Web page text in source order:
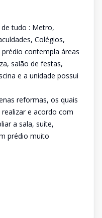
tudo : Metro,
Colégios,
contempla áreas
salão de festas,
e a unidade possui
reformas, os quais
e acordo com
a sala, suíte,
prédio muito